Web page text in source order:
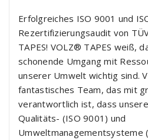
Erfolgreiches ISO 9001 und
Rezertifizierungsaudit von
TAPES! VOLZ® TAPES weiß,
schonende Umgang mit
unserer Umwelt wichtig sind.
fantastisches Team, das mit
verantwortlich ist, dass
Qualitäts- (ISO 9001) und
Umweltmanagementsysteme